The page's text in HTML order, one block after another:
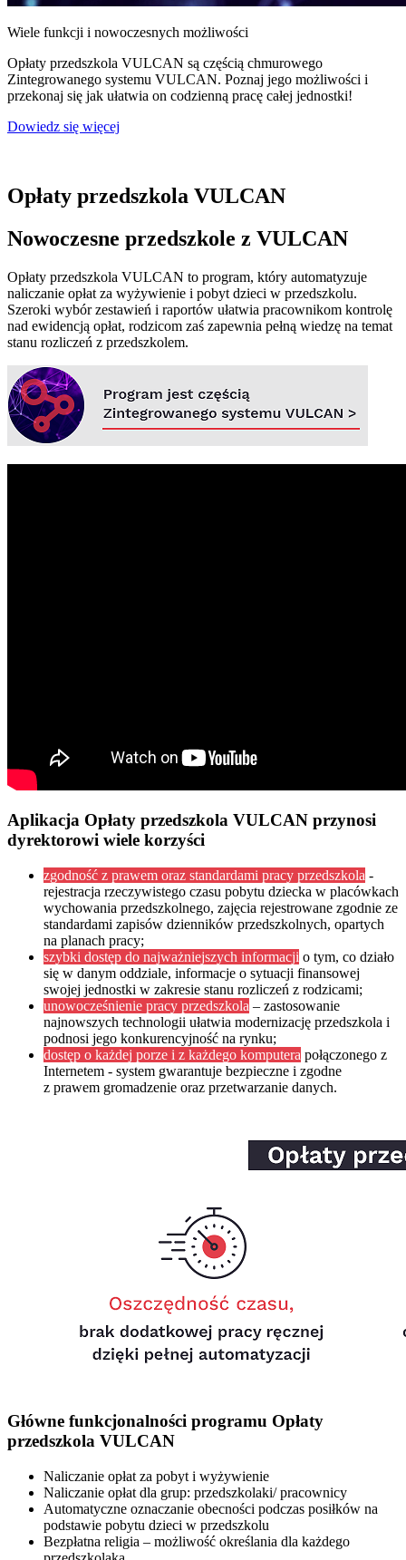
Wiele funkcji i nowoczesnych możliwości
Opłaty przedszkola VULCAN są częścią chmurowego
Zintegrowanego systemu VULCAN. Poznaj jego możliwości i
przekonaj się jak ułatwia on codzienną pracę całej jednostki!
Dowiedz się więcej
Opłaty przedszkola VULCAN
Nowoczesne przedszkole z VULCAN
Opłaty przedszkola VULCAN to program, który automatyzuje
naliczanie opłat za wyżywienie i pobyt dzieci w przedszkolu.
Szeroki wybór zestawień i raportów ułatwia pracownikom kontrolę
nad ewidencją opłat, rodzicom zaś zapewnia pełną wiedzę na temat
stanu rozliczeń z przedszkolem.
Aplikacja Opłaty przedszkola VULCAN przynosi
dyrektorowi wiele korzyści
zgodność z prawem oraz standardami pracy przedszkola -
rejestracja rzeczywistego czasu pobytu dziecka w placówkach
wychowania przedszkolnego, zajęcia rejestrowane zgodnie ze
standardami zapisów dzienników przedszkolnych, opartych
na planach pracy;
szybki dostęp do najważniejszych informacji o tym, co działo
się w danym oddziale, informacje o sytuacji finansowej
swojej jednostki w zakresie stanu rozliczeń z rodzicami;
unowocześnienie pracy przedszkola – zastosowanie
najnowszych technologii ułatwia modernizację przedszkola i
podnosi jego konkurencyjność na rynku;
dostęp o każdej porze i z każdego komputera połączonego z
Internetem - system gwarantuje bezpieczne i zgodne
z prawem gromadzenie oraz przetwarzanie danych.
Główne funkcjonalności programu Opłaty
przedszkola VULCAN
Naliczanie opłat za pobyt i wyżywienie
Naliczanie opłat dla grup: przedszkolaki/ pracownicy
Automatyczne oznaczanie obecności podczas posiłków na
podstawie pobytu dzieci w przedszkolu
Bezpłatna religia – możliwość określania dla każdego